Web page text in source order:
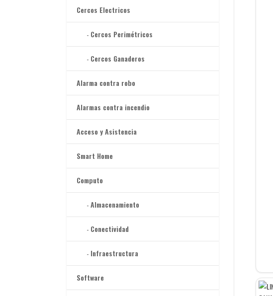
Cercos Electricos
Cercos Perimétricos
Cercos Ganaderos
Alarma contra robo
Alarmas contra incendio
Acceso y Asistencia
Smart Home
Computo
Almacenamiento
Conectividad
Infraestructura
Software